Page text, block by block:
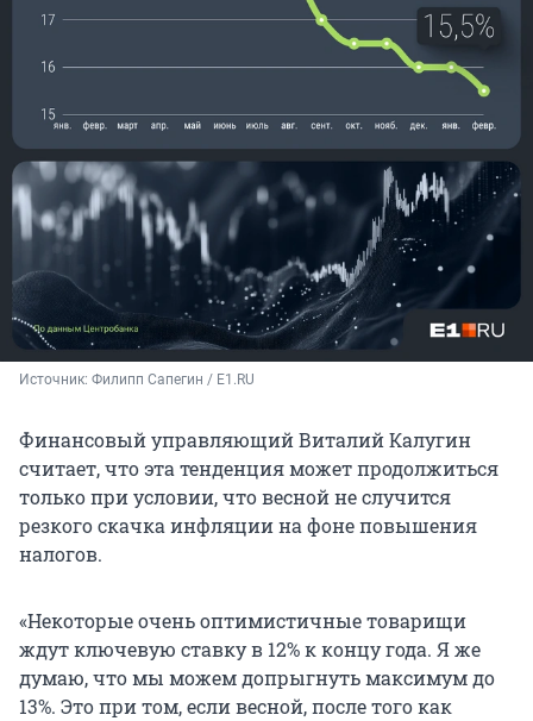
Источник: Филипп Сапегин / E1.RU
Финансовый управляющий Виталий Калугин
считает, что эта тенденция может продолжиться
только при условии, что весной не случится
резкого скачка инфляции на фоне повышения
налогов.
«Некоторые очень оптимистичные товарищи
ждут ключевую ставку в 12% к концу года. Я же
думаю, что мы можем допрыгнуть максимум до
13%. Это при том, если весной, после того как